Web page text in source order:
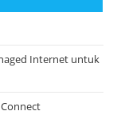
Internet untuk